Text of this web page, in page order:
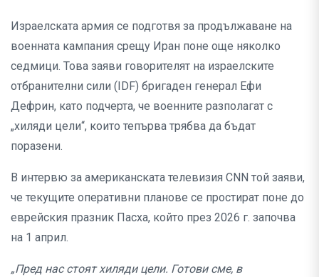
Израелската армия се подготвя за продължаване на
военната кампания срещу Иран поне още няколко
седмици. Това заяви говорителят на израелските
отбранителни сили (IDF) бригаден генерал Ефи
Дефрин, като подчерта, че военните разполагат с
„хиляди цели“, които тепърва трябва да бъдат
поразени.
В интервю за американската телевизия CNN той заяви,
че текущите оперативни планове се простират поне до
еврейския празник Пасха, който през 2026 г. започва
на 1 април.
„Пред нас стоят хиляди цели. Готови сме, в